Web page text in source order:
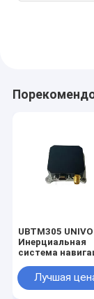
UBTM305 UNIVO
Инерциальная
система
и оптическими
волоконными
Лучшая